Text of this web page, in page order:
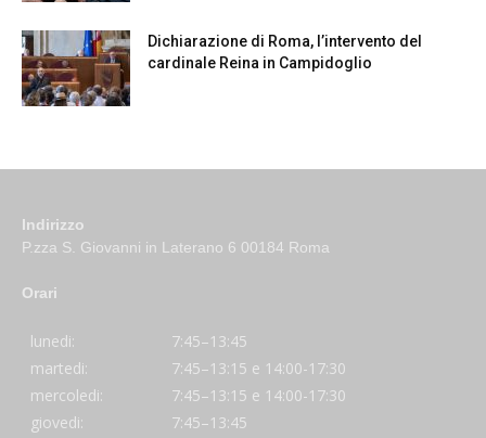
Dichiarazione di Roma, l’intervento del
cardinale Reina in Campidoglio
Indirizzo
P.zza S. Giovanni in Laterano 6 00184 Roma
Orari
lunedi:
7:45–13:45
martedi:
7:45–13:15 e 14:00-17:30
mercoledi:
7:45–13:15 e 14:00-17:30
giovedi:
7:45–13:45